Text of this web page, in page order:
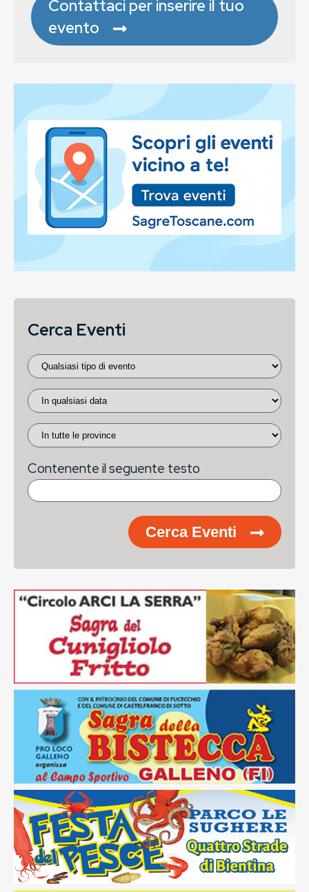
Contattaci per inserire il tuo
evento
Cerca Eventi
Contenente il seguente testo
Cerca Eventi